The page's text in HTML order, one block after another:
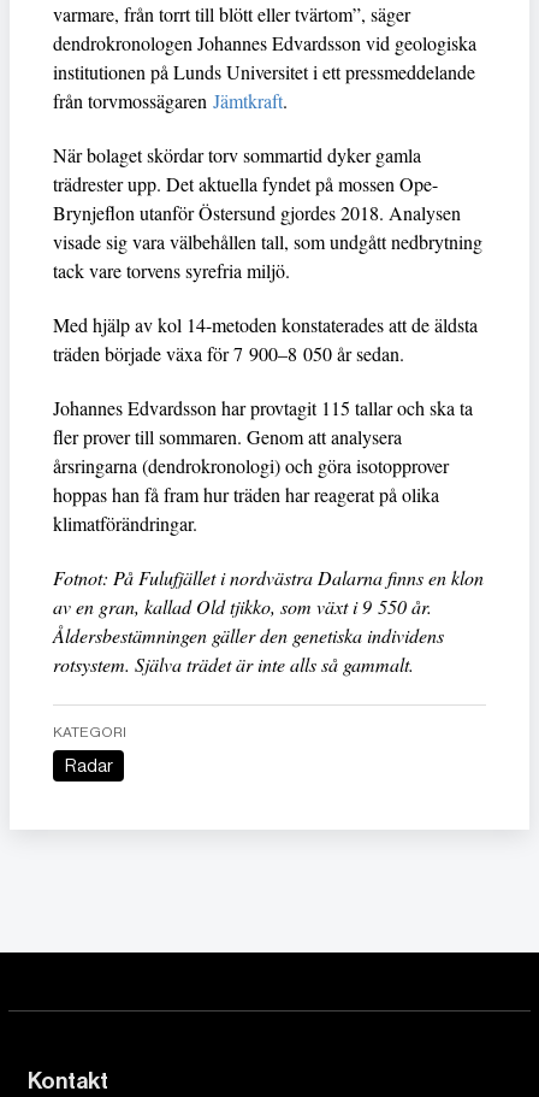
varmare, från torrt till blött eller tvärtom”, säger
dendrokronologen Johannes Edvardsson vid geologiska
institutionen på Lunds Universitet i ett pressmeddelande
från torvmossägaren Jämtkraft.
När bolaget skördar torv sommartid dyker gamla
trädrester upp. Det aktuella fyndet på mossen Ope-
Brynjeflon utanför Östersund gjordes 2018. Analysen
visade sig vara välbehållen tall, som undgått nedbrytning
tack vare torvens syrefria miljö.
Med hjälp av kol 14-metoden konstaterades att de äldsta
träden började växa för 7 900–8 050 år sedan.
Johannes Edvardsson har provtagit 115 tallar och ska ta
fler prover till sommaren. Genom att analysera
årsringarna (dendrokronologi) och göra isotopprover
hoppas han få fram hur träden har reagerat på olika
klimatförändringar.
Fotnot: På Fulufjället i nordvästra Dalarna finns en klon
av en gran, kallad Old tjikko, som växt i 9 550 år.
Åldersbestämningen gäller den genetiska individens
rotsystem. Själva trädet är inte alls så gammalt.
KATEGORI
Radar
Kontakt